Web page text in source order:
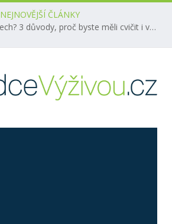
NEJNOVĚJŠÍ ČLÁNKY
Cvičení v horkých dnech? 3 důvody, proč byste měli cvičit i v létě!